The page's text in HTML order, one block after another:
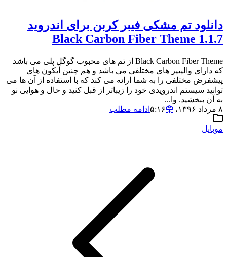
دانلود تم مشکی فیبر کربن برای اندروید
Black Carbon Fiber Theme 1.1.7
Black Carbon Fiber Theme از تم های محبوب گوگل پلی می باشد
که دارای والپیپر های مختلفی می باشد و هم چنین آیکون های
پیشفرض مختلفی را به شما ارائه می کند که با استفاده از آن ها می
توانید سیستم اندرویدی خود را زیباتر از قبل کنید و حال و هوایی نو
به آن ببخشید. وا...
۸ مرداد ۱۳۹۶،‏ ۵:۱۶
ادامه مطلب
موبایل